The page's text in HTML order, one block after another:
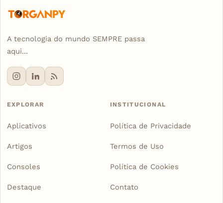
A tecnologia do mundo SEMPRE passa
aqui...
EXPLORAR
Aplicativos
Artigos
Consoles
Destaque
INSTITUCIONAL
Política de Privacidade
Termos de Uso
Política de Cookies
Contato